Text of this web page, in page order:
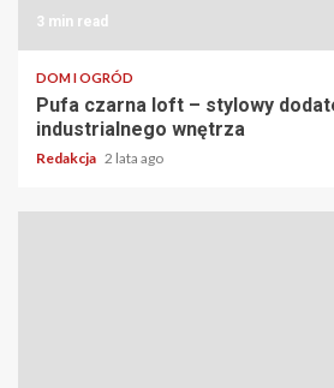
3 min read
DOM I OGRÓD
Pufa czarna loft – stylowy
industrialnego wnętrza
Redakcja 2 lata ago